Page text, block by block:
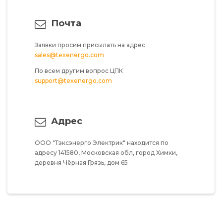
Почта
Заявки просим присылать на адрес
sales@texenergo.com
По всем другим вопрос ЦПК
support@texenergo.com
Адрес
ООО "Тэксэнерго Электрик" находится по
адресу 141580, Московская обл, город Химки,
деревня Чёрная Грязь, дом 65